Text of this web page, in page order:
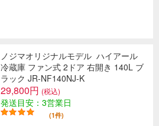
ノジマオリジナルモデル ハイアール
冷蔵庫 ファン式 2ドア 右開き 140L ブ
ラック JR-NF140NJ-K
29,800円 (税込)
発送目安：3営業日
(1件)